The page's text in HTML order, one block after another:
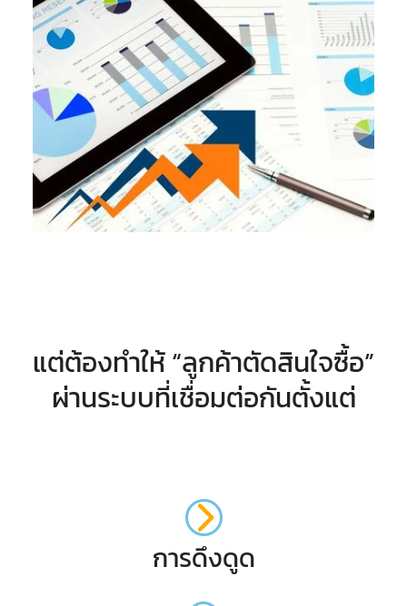
แต่ต้องทำให้ “ลูกค้าตัดสินใจซื้อ”
ผ่านระบบที่เชื่อมต่อกันตั้งแต่
การดึงดูด